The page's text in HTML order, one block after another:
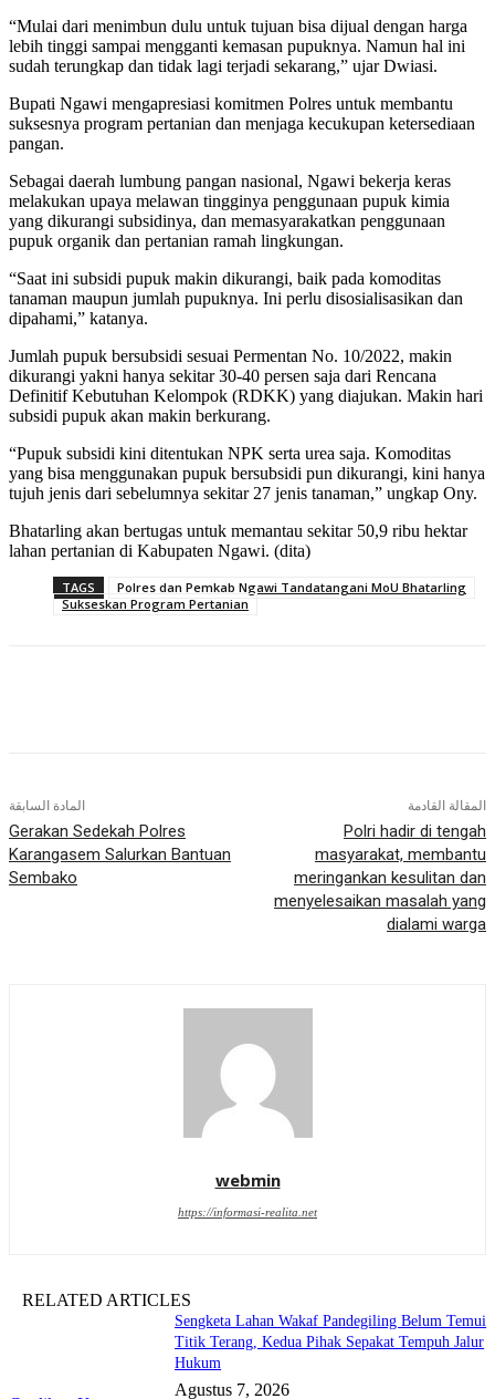
“Mulai dari menimbun dulu untuk tujuan bisa dijual dengan harga
lebih tinggi sampai mengganti kemasan pupuknya. Namun hal ini
sudah terungkap dan tidak lagi terjadi sekarang,” ujar Dwiasi.
Bupati Ngawi mengapresiasi komitmen Polres untuk membantu
suksesnya program pertanian dan menjaga kecukupan ketersediaan
pangan.
Sebagai daerah lumbung pangan nasional, Ngawi bekerja keras
melakukan upaya melawan tingginya penggunaan pupuk kimia
yang dikurangi subsidinya, dan memasyarakatkan penggunaan
pupuk organik dan pertanian ramah lingkungan.
“Saat ini subsidi pupuk makin dikurangi, baik pada komoditas
tanaman maupun jumlah pupuknya. Ini perlu disosialisasikan dan
dipahami,” katanya.
Jumlah pupuk bersubsidi sesuai Permentan No. 10/2022, makin
dikurangi yakni hanya sekitar 30-40 persen saja dari Rencana
Definitif Kebutuhan Kelompok (RDKK) yang diajukan. Makin hari
subsidi pupuk akan makin berkurang.
“Pupuk subsidi kini ditentukan NPK serta urea saja. Komoditas
yang bisa menggunakan pupuk bersubsidi pun dikurangi, kini hanya
tujuh jenis dari sebelumnya sekitar 27 jenis tanaman,” ungkap Ony.
Bhatarling akan bertugas untuk memantau sekitar 50,9 ribu hektar
lahan pertanian di Kabupaten Ngawi. (dita)
TAGS
Polres dan Pemkab Ngawi Tandatangani MoU Bhatarling
Sukseskan Program Pertanian
المادة السابقة
Gerakan Sedekah Polres
Karangasem Salurkan Bantuan
Sembako
المقالة القادمة
Polri hadir di tengah
masyarakat, membantu
meringankan kesulitan dan
menyelesaikan masalah yang
dialami warga
webmin
https://informasi-realita.net
RELATED ARTICLES
Sengketa Lahan Wakaf Pandegiling Belum Temui
Titik Terang, Kedua Pihak Sepakat Tempuh Jalur
Hukum
Agustus 7, 2026